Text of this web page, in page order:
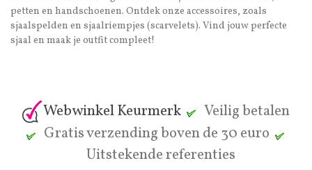
petten en handschoenen. Ontdek onze accessoires, zoals
sjaalspelden en sjaalriempjes (scarvelets). Vind jouw perfecte
sjaal en maak je outfit compleet!
Webwinkel Keurmerk
Veilig betalen
Gratis verzending boven de 30 euro
Uitstekende referenties